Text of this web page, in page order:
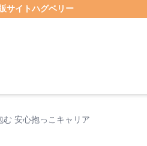
サイトハグベリー
安心抱っこキャリア